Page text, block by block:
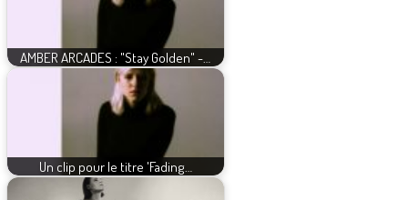
AMBER ARCADES : "Stay Golden" -…
Un clip pour le titre 'Fading…